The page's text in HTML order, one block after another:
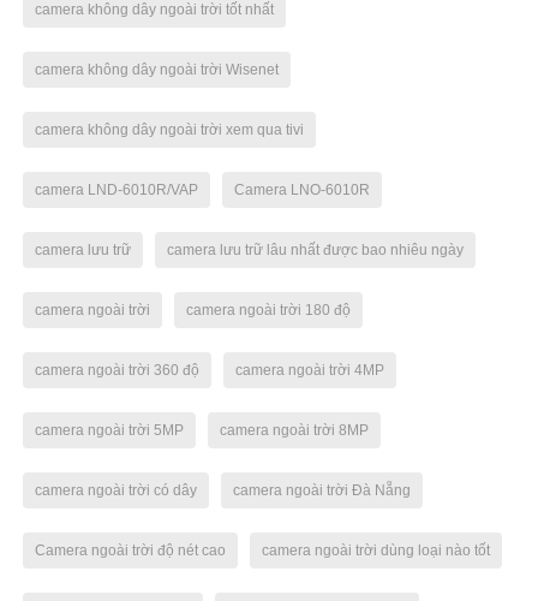
camera không dây ngoài trời tốt nhất
camera không dây ngoài trời Wisenet
camera không dây ngoài trời xem qua tivi
camera LND-6010R/VAP Camera LNO-6010R
camera lưu trữ camera lưu trữ lâu nhất được bao nhiêu ngày
camera ngoài trời camera ngoài trời 180 độ
camera ngoài trời 360 độ camera ngoài trời 4MP
camera ngoài trời 5MP camera ngoài trời 8MP
camera ngoài trời có dây camera ngoài trời Đà Nẵng
Camera ngoài trời độ nét cao camera ngoài trời dùng loại nào tốt